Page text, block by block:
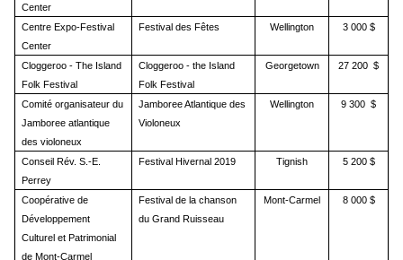
Center
Centre Expo-Festival
Center
Festival des Fêtes Wellington 3 000 $
Cloggeroo - The Island
Folk Festival
Cloggeroo - the Island
Folk Festival
Georgetown 27 200 $
Comité organisateur du
Jamboree atlantique
des violoneux
Jamboree Atlantique des
Violoneux
Wellington 9 300 $
Conseil Rév. S.-E.
Perrey
Festival Hivernal 2019 Tignish 5 200 $
Coopérative de
Développement
Culturel et Patrimonial
de Mont-Carmel
Festival de la chanson
du Grand Ruisseau
Mont-Carmel 8 000 $